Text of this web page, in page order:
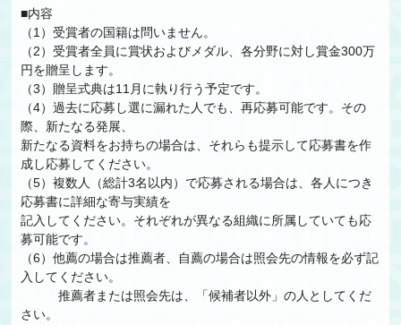
■内容
（1）受賞者の国籍は問いません。
（2）受賞者全員に賞状およびメダル、各分野に対し賞金300万
円を贈呈します。
（3）贈呈式典は11月に執り行う予定です。
（4）過去に応募し選に漏れた人でも、再応募可能です。その
際、新たなる発展、
新たなる資料をお持ちの場合は、それらも提示して応募書を作
成し応募してください。
（5）複数人（総計3名以内）で応募される場合は、各人につき
応募書に詳細な寄与実績を
記入してください。それぞれが異なる組織に所属していても応
募可能です。
（6）他薦の場合は推薦者、自薦の場合は照会先の情報を必ず記
入してください。
推薦者または照会先は、「候補者以外」の人としてくだ
さい。